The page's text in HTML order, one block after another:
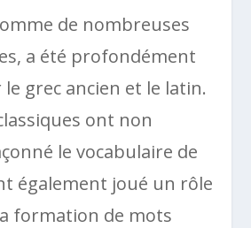
de nombreuses
a été profondément
grec ancien et le latin.
ont non
le vocabulaire de
également joué un rôle
formation de mots